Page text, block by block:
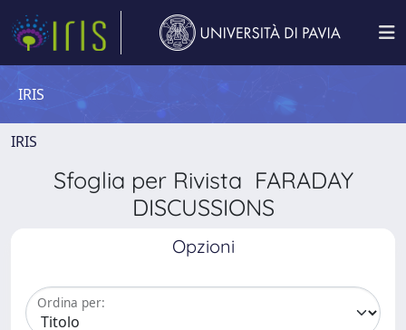
IRIS
IRIS
Sfoglia per Rivista FARADAY
DISCUSSIONS
Opzioni
Ordina per: